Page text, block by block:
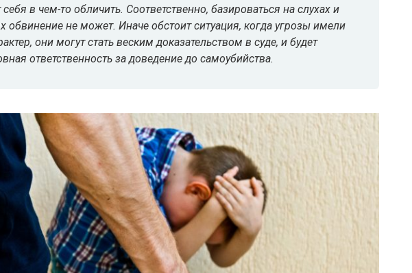
в чем-то обличить. Соответственно, базироваться на слухах и
обвинение не может. Иначе обстоит ситуация, когда угрозы имели
они могут стать веским доказательством в суде, и будет
ответственность за доведение до самоубийства.